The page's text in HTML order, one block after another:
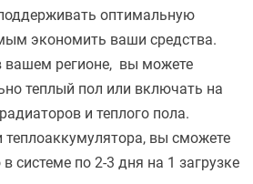
оптимальную
экономить ваши средства.
вашем регионе, вы можете
теплый пол или включать на
и теплого пола.
вы сможете
системе по 2-3 дня на 1 загрузке